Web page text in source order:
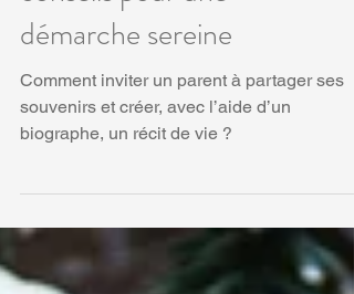
conseils pour une
démarche sereine
Comment inviter un parent à partager ses
biographe, un récit de vie ?